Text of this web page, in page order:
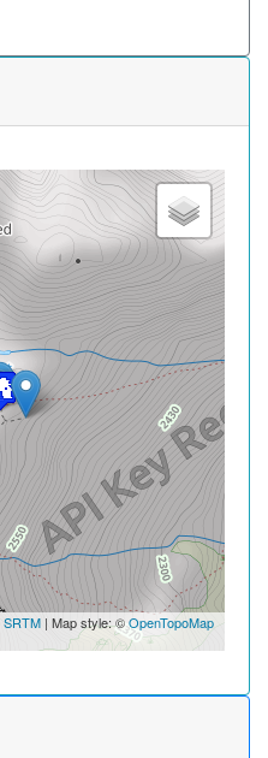
SRTM | Map style: ©OpenTopoMap